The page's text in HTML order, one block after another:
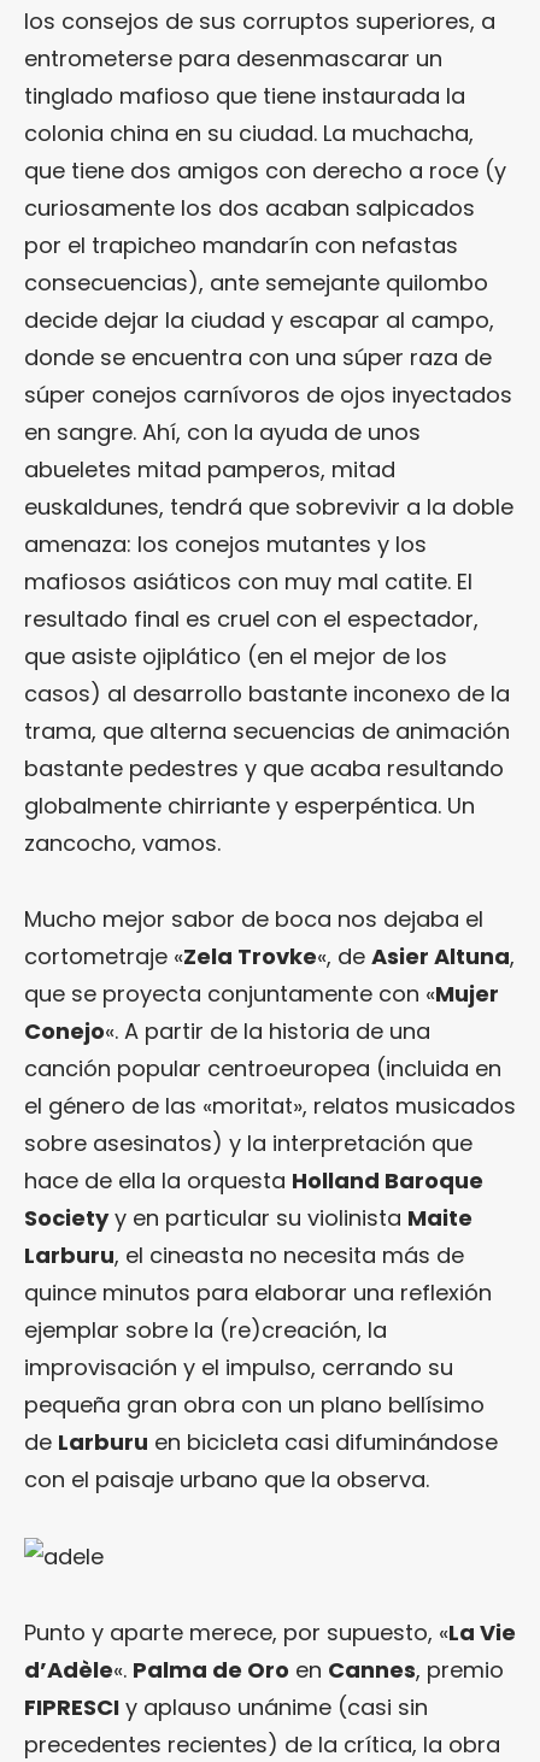
los consejos de sus corruptos superiores, a
entrometerse para desenmascarar un
tinglado mafioso que tiene instaurada la
colonia china en su ciudad. La muchacha,
que tiene dos amigos con derecho a roce (y
curiosamente los dos acaban salpicados
por el trapicheo mandarín con nefastas
consecuencias), ante semejante quilombo
decide dejar la ciudad y escapar al campo,
donde se encuentra con una súper raza de
súper conejos carnívoros de ojos inyectados
en sangre. Ahí, con la ayuda de unos
abueletes mitad pamperos, mitad
euskaldunes, tendrá que sobrevivir a la doble
amenaza: los conejos mutantes y los
mafiosos asiáticos con muy mal catite. El
resultado final es cruel con el espectador,
que asiste ojiplático (en el mejor de los
casos) al desarrollo bastante inconexo de la
trama, que alterna secuencias de animación
bastante pedestres y que acaba resultando
globalmente chirriante y esperpéntica. Un
zancocho, vamos.
Mucho mejor sabor de boca nos dejaba el
cortometraje «Zela Trovke«, de Asier Altuna,
que se proyecta conjuntamente con «Mujer
Conejo«. A partir de la historia de una
canción popular centroeuropea (incluida en
el género de las «moritat», relatos musicados
sobre asesinatos) y la interpretación que
hace de ella la orquesta Holland Baroque
Societyy en particular su violinista Maite
Larburu, el cineasta no necesita más de
quince minutos para elaborar una reflexión
ejemplar sobre la (re)creación, la
improvisación y el impulso, cerrando su
pequeña gran obra con un plano bellísimo
de Larburu en bicicleta casi difuminándose
con el paisaje urbano que la observa.
Punto y aparte merece, por supuesto, «La Vie
d’Adèle«. Palma de Oro en Cannes, premio
FIPRESCI y aplauso unánime (casi sin
precedentes recientes) de la crítica, la obra